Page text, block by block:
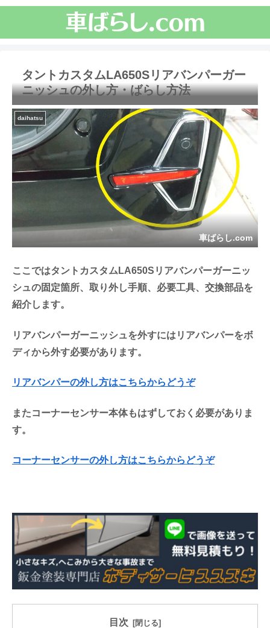
タントカスタムLA650Sリアバンパーガー
ニッシュの外し方・ばらし方法
daihatsu
車ばらし.com
ここではタントカスタムLA650Sリアバンパーガーニッ
シュの固定箇所、取り外し手順、必要工具、交換部品を
紹介します。
リアバンパーガーニッシュを外すにはリアバンパーをボ
ディから外す必要があります。
リアバンパーの外し方はこちらからどうぞ
またコーナーセンサー本体もはずしておく必要がありま
す。
コーナーセンサーの外し方はこちらからどうぞ
目次